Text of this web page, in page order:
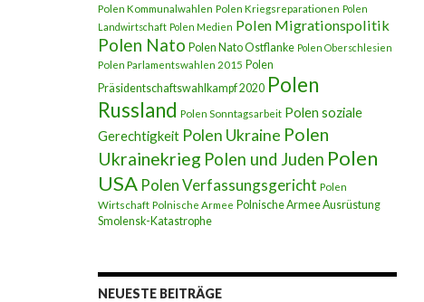
Polen Kommunalwahlen Polen Kriegsreparationen Polen
Landwirtschaft Polen Medien Polen Migrationspolitik
Polen Nato Polen Nato Ostflanke Polen Oberschlesien
Polen Parlamentswahlen 2015 Polen
Präsidentschaftswahlkampf 2020 Polen
Russland Polen Sonntagsarbeit Polen soziale
Gerechtigkeit Polen Ukraine Polen
Ukrainekrieg Polen und Juden Polen
USA Polen Verfassungsgericht Polen
Wirtschaft Polnische Armee Polnische Armee Ausrüstung
Smolensk-Katastrophe
NEUESTE BEITRÄGE